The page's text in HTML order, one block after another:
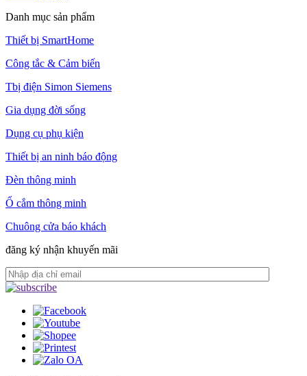
Danh mục sản phẩm
Thiết bị SmartHome
Công tắc & Cảm biến
Tbị điện Simon Siemens
Gia dụng đời sống
Dụng cụ phụ kiện
Thiết bị an ninh báo động
Đèn thông minh
Ổ cắm thông minh
Chuông cửa báo khách
đăng ký nhận khuyến mãi